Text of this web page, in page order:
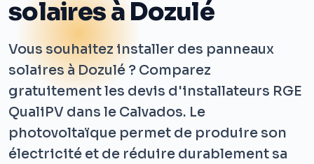
solaires à Dozulé
Vous souhaitez installer des panneaux
solaires à Dozulé ? Comparez
gratuitement les devis d'installateurs RGE
QualiPV dans le Calvados. Le
photovoltaïque permet de produire son
électricité et de réduire durablement sa